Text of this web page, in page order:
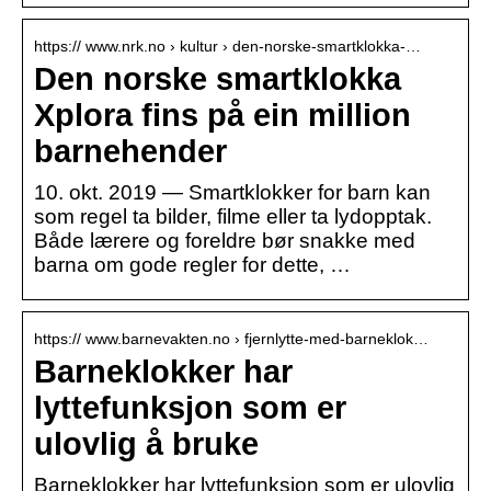
https:// www.nrk.no › kultur › den-norske-smartklokka-…
Den norske smartklokka
Xplora fins på ein million
barnehender
10. okt. 2019 — Smartklokker for barn kan
som regel ta bilder, filme eller ta lydopptak.
Både lærere og foreldre bør snakke med
barna om gode regler for dette, …
https:// www.barnevakten.no › fjernlytte-med-barneklok…
Barneklokker har
lyttefunksjon som er
ulovlig å bruke
Barneklokker har lyttefunksjon som er ulovlig